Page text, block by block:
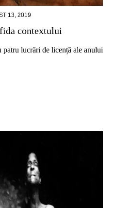
13, 2019
contextului
patru lucrări de licență ale anului